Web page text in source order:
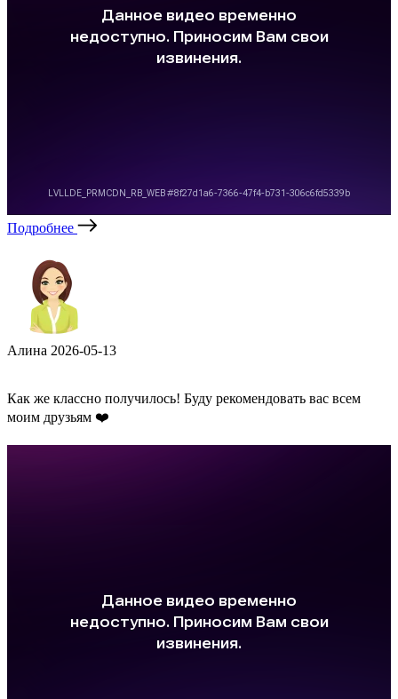
Подробнее
Алина 2026-05-13
Как же классно получилось! Буду рекомендовать вас всем
моим друзьям ❤️️